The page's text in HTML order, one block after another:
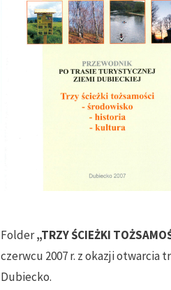
Folder„TRZY ŚCIEŻKI
czerwcu 2007 r. z okazji otwarcia
Dubiecko.